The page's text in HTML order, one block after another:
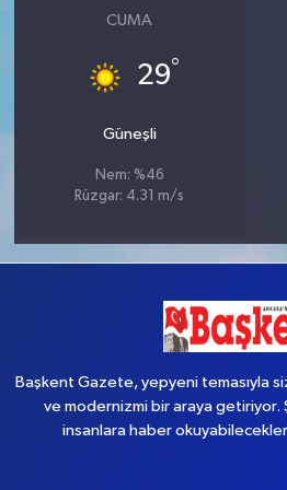
CUMA
29°
Güneşli
Nem: %46
Rüzgar: 4.31 m/s
Başkent Gazete, yepyeni temasıyla
ve modernizmi bir araya getiriyor.
insanlara haber